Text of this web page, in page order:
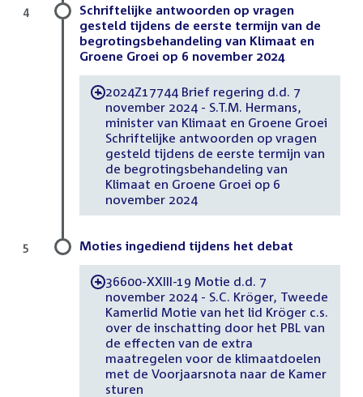
Schriftelijke antwoorden op vragen
gesteld tijdens de eerste termijn van de
begrotingsbehandeling van Klimaat en
Groene Groei op 6 november 2024
-2024Z17744 Brief regering d.d. 7
november 2024 - S.T.M. Hermans,
minister van Klimaat en Groene Groei
Schriftelijke antwoorden op vragen
gesteld tijdens de eerste termijn van
de begrotingsbehandeling van
Klimaat en Groene Groei op 6
november 2024
4
Moties ingediend tijdens het debat
-36600-XXIII-19 Motie d.d. 7
november 2024 - S.C. Kröger, Tweede
Kamerlid Motie van het lid Kröger c.s.
over de inschatting door het PBL van
de effecten van de extra
maatregelen voor de klimaatdoelen
met de Voorjaarsnota naar de Kamer
sturen
5